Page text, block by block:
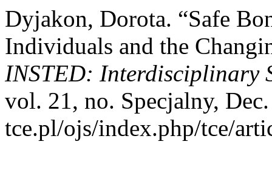
Dyjakon, Dorota. “Safe
Individuals and the
INSTED: Interdisciplinary
vol. 21, no. Specjalny,
tce.pl/ojs/index.php/tce/